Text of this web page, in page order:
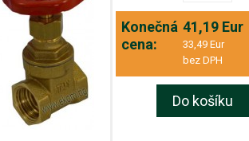
Konečná
cena:
41,19 Eur
33,49 Eur
bez DPH
Do košíku